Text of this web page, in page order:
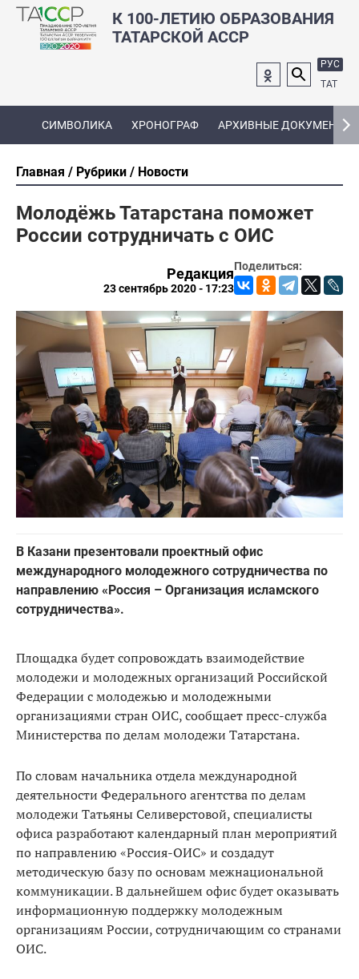
К 100-ЛЕТИЮ ОБРАЗОВАНИЯ
ТАТАРСКОЙ АССР
РУС
ТАТ
СИМВОЛИКА ХРОНОГРАФ АРХИВНЫЕ ДОКУМЕНТЫ
Главная Рубрики Новости
Молодёжь Татарстана поможет
России сотрудничать с ОИС
Поделиться:
Редакция
23 сентябрь 2020 - 17:23
В Казани презентовали проектный офис
международного молодежного сотрудничества по
направлению «Россия – Организация исламского
сотрудничества».
Площадка будет сопровождать взаимодействие
молодежи и молодежных организаций Российской
Федерации с молодежью и молодежными
организациями стран ОИС, сообщает пресс-служба
Министерства по делам молодежи Татарстана.
По словам начальника отдела международной
деятельности Федерального агентства по делам
молодежи Татьяны Селиверстовой, специалисты
офиса разработают календарный план мероприятий
по направлению «Россия-ОИС» и создадут
методическую базу по основам межнациональной
коммуникации. В дальнейшем офис будет оказывать
информационную поддержку молодежным
организациям России, сотрудничающим со странами
ОИС.